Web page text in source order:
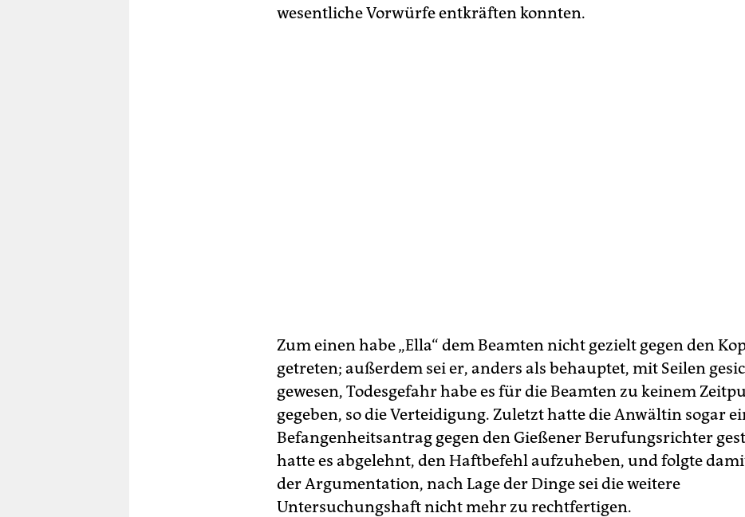
wesentliche Vorwürfe entkräften konnten.
Zum einen habe „Ella“ dem Beamten nicht gezielt gegen den
getreten; außerdem sei er, anders als behauptet, mit Seilen
gewesen, Todesgefahr habe es für die Beamten zu keinem
gegeben, so die Verteidigung. Zuletzt hatte die Anwältin sogar
Befangenheitsantrag gegen den Gießener Berufungsrichter
hatte es abgelehnt, den Haftbefehl aufzuheben, und folgte
der Argumentation, nach Lage der Dinge sei die weitere
Untersuchungshaft nicht mehr zu rechtfertigen.